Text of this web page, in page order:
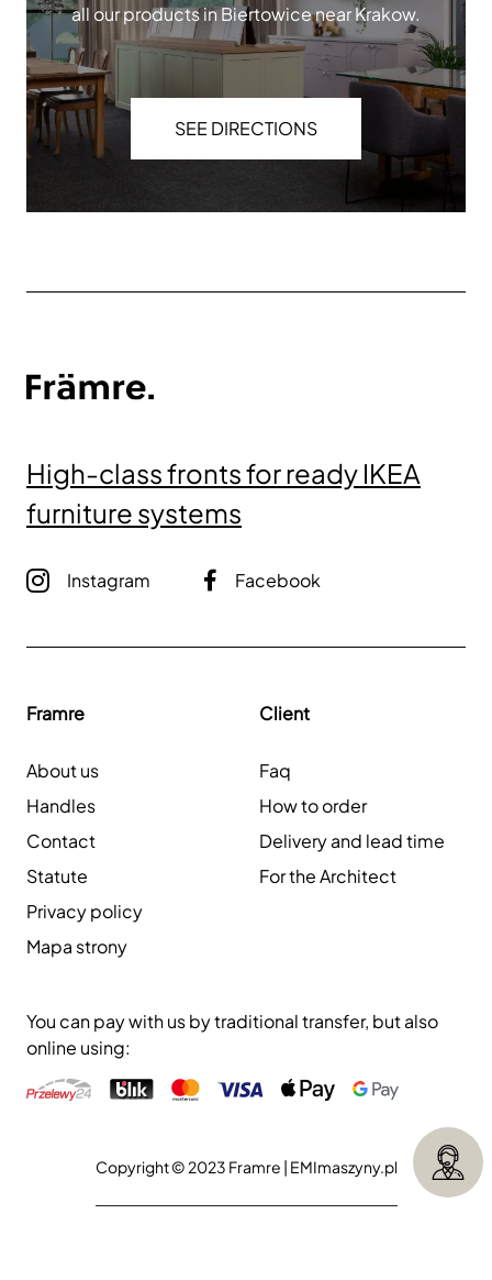
all our products in Biertowice near Krakow.
SEE DIRECTIONS
High-class fronts for ready IKEA
furniture systems
Instagram Facebook
Framre
About us
Handles
Contact
Statute
Privacy policy
Mapa strony
Client
Faq
How to order
Delivery and lead time
For the Architect
You can pay with us by traditional transfer, but also
online using:
Copyright © 2023 Framre | EMImaszyny.pl